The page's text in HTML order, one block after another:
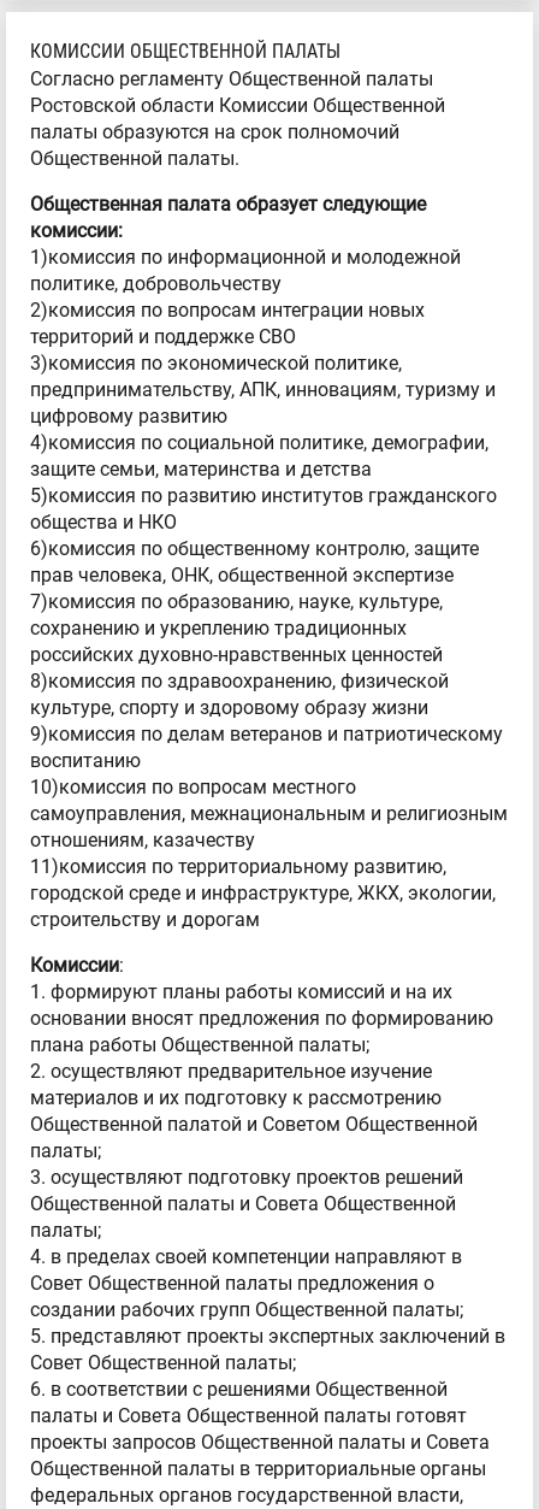
КОМИССИИ ОБЩЕСТВЕННОЙ ПАЛАТЫ
Согласно регламенту Общественной палаты
Ростовской области Комиссии Общественной
палаты образуются на срок полномочий
Общественной палаты.
Общественная палата образует следующие
комиссии:
1)комиссия по информационной и молодежной
политике, добровольчеству
2)комиссия по вопросам интеграции новых
территорий и поддержке СВО
3)комиссия по экономической политике,
предпринимательству, АПК, инновациям, туризму и
цифровому развитию
4)комиссия по социальной политике, демографии,
защите семьи, материнства и детства
5)комиссия по развитию институтов гражданского
общества и НКО
6)комиссия по общественному контролю, защите
прав человека, ОНК, общественной экспертизе
7)комиссия по образованию, науке, культуре,
сохранению и укреплению традиционных
российских духовно-нравственных ценностей
8)комиссия по здравоохранению, физической
культуре, спорту и здоровому образу жизни
9)комиссия по делам ветеранов и патриотическому
воспитанию
10)комиссия по вопросам местного
самоуправления, межнациональным и религиозным
отношениям, казачеству
11)комиссия по территориальному развитию,
городской среде и инфраструктуре, ЖКХ, экологии,
строительству и дорогам
Комиссии:
1. формируют планы работы комиссий и на их
основании вносят предложения по формированию
плана работы Общественной палаты;
2. осуществляют предварительное изучение
материалов и их подготовку к рассмотрению
Общественной палатой и Советом Общественной
палаты;
3. осуществляют подготовку проектов решений
Общественной палаты и Совета Общественной
палаты;
4. в пределах своей компетенции направляют в
Совет Общественной палаты предложения о
создании рабочих групп Общественной палаты;
5. представляют проекты экспертных заключений в
Совет Общественной палаты;
6. в соответствии с решениями Общественной
палаты и Совета Общественной палаты готовят
проекты запросов Общественной палаты и Совета
Общественной палаты в территориальные органы
федеральных органов государственной власти,